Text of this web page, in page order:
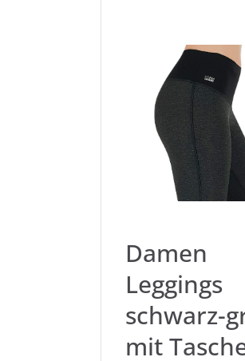
Damen
Leggings
schwarz-
mit